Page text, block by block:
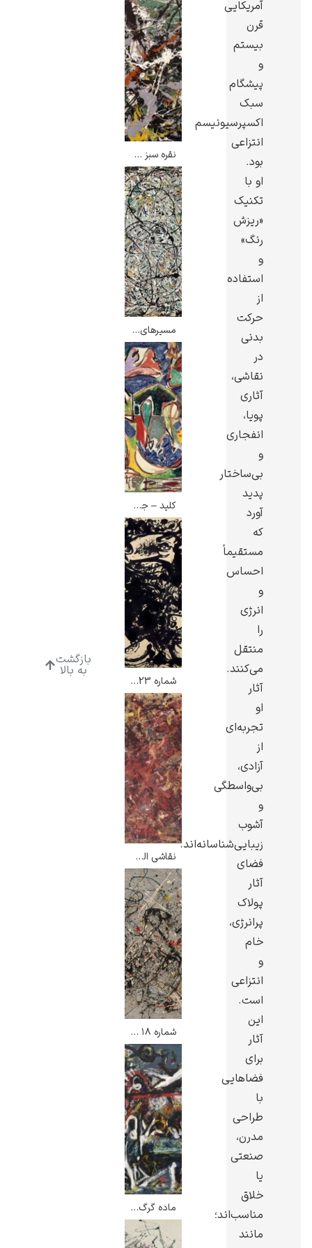
گوستاو کلیمت
ادوارد مونک
کامی پیسارو
لودویگ دویچ
پیر آگوست رنوآر
یوهانس فرمیر
پرفروش‌ترین
آمریکایی
قرن
بیستم
و
پیشگام
سبک
اکسپرسیونیسم
انتزاعی
بود.
او با
تکنیک
«ریزش
رنگ»
و
استفاده
از
حرکت
بدنی
در
نقاشی،
آثاری
پویا،
انفجاری
و
بی‌ساختار
پدید
آورد
که
مستقیماً
احساس
و
انرژی
را
منتقل
می‌کنند.
آثار
او
تجربه‌ای
از
آزادی،
بی‌واسطگی
و
آشوب
زیبایی‌شناسانه‌اند.
فضای
آثار
پولاک
پرانرژی،
خام
و
انتزاعی
است.
این
آثار
برای
فضاهایی
با
طراحی
مدرن،
صنعتی
یا
خلاق
مناسب‌اند؛
مانند
نقره سبز – جکسون پولاک
مسیرهای آبی – جکسون پولاک
کلید – جکسون پولاک
شماره 23 – جکسون پولاک
نقاشی الف – جکسون پولاک
شماره ۱۸ – جکسون پولاک
ماده گرگ – جکسون پولاک
بازگشت
به بالا